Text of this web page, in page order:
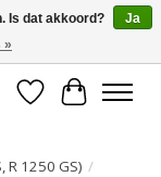
Verlanglijst
R 1250 GS) /
Is dat akkoord?
Ja
»